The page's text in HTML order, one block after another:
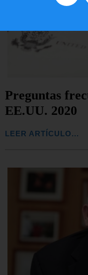
Preguntas
EE.UU. 2020
LEER ARTÍCULO...